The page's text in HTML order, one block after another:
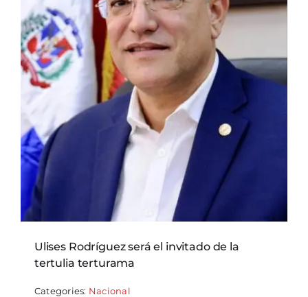
Ulises Rodríguez será el invitado de la
tertulia terturama
Categories: Nacional